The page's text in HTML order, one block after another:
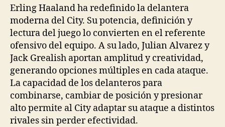
Erling Haaland ha redefinido la delantera
moderna del City. Su potencia, definición y
lectura del juego lo convierten en el referente
ofensivo del equipo. A su lado, Julian Alvarez y
Jack Grealish aportan amplitud y creatividad,
generando opciones múltiples en cada ataque.
La capacidad de los delanteros para
combinarse, cambiar de posición y presionar
alto permite al City adaptar su ataque a distintos
rivales sin perder efectividad.